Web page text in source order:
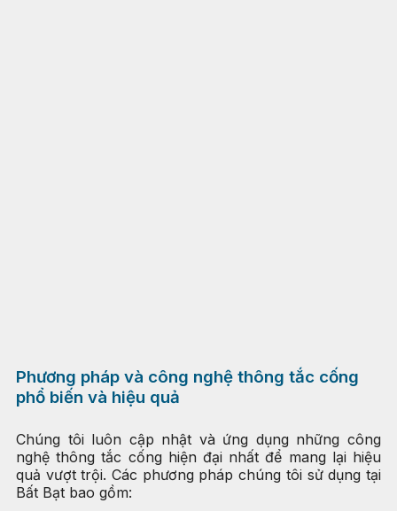
Phương pháp và công nghệ thông tắc cống
phổ biến và hiệu quả
Chúng tôi luôn cập nhật và ứng dụng những công
nghệ thông tắc cống hiện đại nhất để mang lại hiệu
quả vượt trội. Các phương pháp chúng tôi sử dụng tại
Bất Bạt bao gồm: